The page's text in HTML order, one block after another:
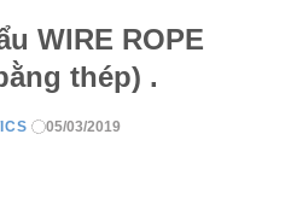
WIRE ROPE
thép) .
05/03/2019